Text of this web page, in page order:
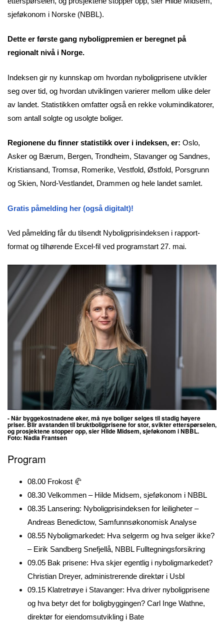
sjeføkonom i Norske (NBBL).
Dette er første gang nyboligpremien er beregnet på
regionalt nivå i Norge.
Indeksen gir ny kunnskap om hvordan nyboligprisene utvikler
seg over tid, og hvordan utviklingen varierer mellom ulike deler
av landet. Statistikken omfatter også en rekke volumindikatorer,
som antall solgte og usolgte boliger.
Regionene du finner statistikk over i indeksen, er: Oslo,
Asker og Bærum, Bergen, Trondheim, Stavanger og Sandnes,
Kristiansand, Tromsø, Romerike, Vestfold, Østfold, Porsgrunn
og Skien, Nord-Vestlandet, Drammen og hele landet samlet.
Gratis påmelding her (også digitalt)!
Ved påmelding får du tilsendt Nyboligprisindeksen i rapport-
format og tilhørende Excel-fil ved programstart 27. mai.
- Når byggekostnadene øker, må nye boliger selges til stadig høyere
priser. Blir avstanden til bruktboligprisene for stor, svikter etterspørselen,
og prosjektene stopper opp, sier Hilde Midsem, sjeføkonom i NBBL.
Foto: Nadia Frantsen
Program
08.00 Frokost 🥐
08.30 Velkommen – Hilde Midsem, sjeføkonom i NBBL
08.35 Lansering: Nyboligprisindeksen for leiligheter –
Andreas Benedictow, Samfunnsøkonomisk Analyse
08.55 Nyboligmarkedet: Hva selgerm og hva selger ikke?
– Eirik Sandberg Snefjellå, NBBL Fulltegningsforsikring
09.05 Bak prisene: Hva skjer egentlig i nyboligmarkedet?
Christian Dreyer, administrerende direktør i Usbl
09.15 Klatretrøye i Stavanger: Hva driver nyboligprisene
og hva betyr det for boligbyggingen? Carl Inge Wathne,
direktør for eiendomsutvikling i Bate